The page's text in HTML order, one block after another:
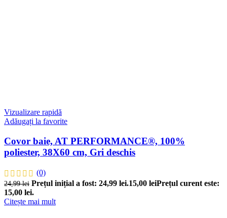
Vizualizare rapidă
Adăugați la favorite
Covor baie, AT PERFORMANCE®, 100%
poliester, 38X60 cm, Gri deschis
(0)
24,99lei Prețul inițial a fost: 24,99 lei.15,00 leiPrețul curent este:
15,00 lei.
Citește mai mult